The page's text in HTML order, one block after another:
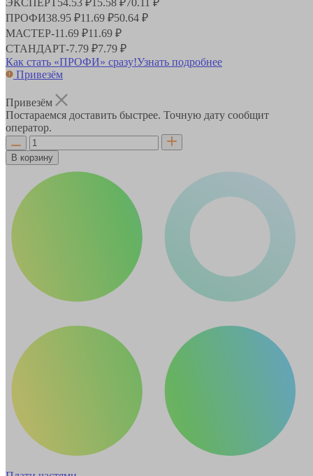
ПРОФИ38.95 ₽11.69 ₽50.64 ₽
МАСТЕР-11.69 ₽11.69 ₽
СТАНДАРТ-7.79 ₽7.79 ₽
Как стать «ПРОФИ» сразу!Узнать подробнее
Привезём
Привезём
Постараемся доставить быстрее. Точную дату сообщит
оператор.
В корзину